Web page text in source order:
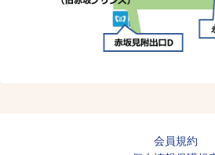
会員規約